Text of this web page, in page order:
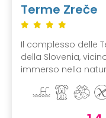
Terme Zreče
Il complesso delle
della Slovenia,
immerso nella